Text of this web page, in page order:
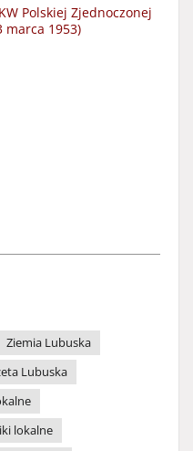
Polskiej Zjednoczonej
marca 1953)
Ziemia Lubuska
Lubuska
lokalne